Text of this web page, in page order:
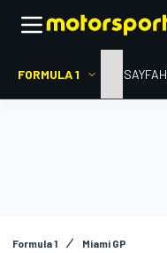
FORMULA 1 ANA SAYFA
Formula 1 Miami GP